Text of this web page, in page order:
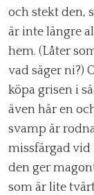
och stekt den,
är inte längre
hem. (Låter
vad säger ni?)
köpa grisen i
även här en
svamp är
missfärgad vid
den ger
som är lite